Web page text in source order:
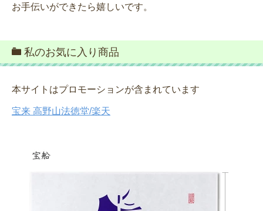
お手伝いができたら嬉しいです。
私のお気に入り商品
本サイトはプロモーションが含まれています
宝来 高野山法徳堂/楽天